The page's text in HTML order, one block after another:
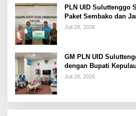
PLN UID Suluttenggo
Paket Sembako dan
Kelistrikan Pasca
Juli 28, 2026
GM PLN UID
dengan Bupati
Keandalan Sistem
Juli 28, 2026